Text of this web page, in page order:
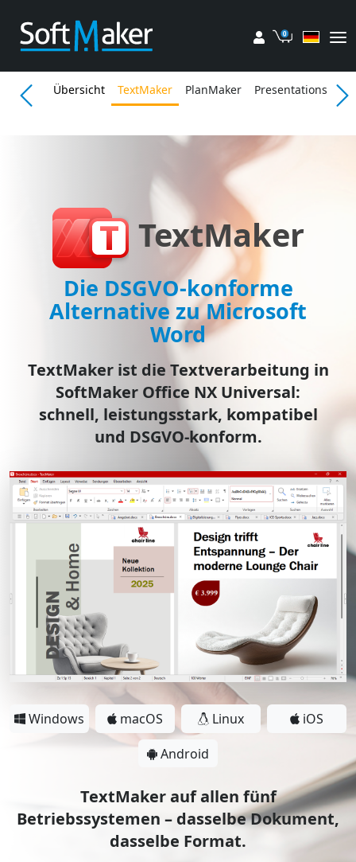
Mein Konto
Übersicht TextMaker PlanMaker Presentations
TextMaker
Die DSGVO-konforme
Alternative zu Microsoft
Word
TextMaker ist die Textverarbeitung in
SoftMaker Office NX Universal:
schnell, leistungsstark, kompatibel
und DSGVO-konform.
Windows macOS Linux
iOS
Android
TextMaker auf allen fünf
Betriebssystemen – dasselbe Dokument,
dasselbe Format.